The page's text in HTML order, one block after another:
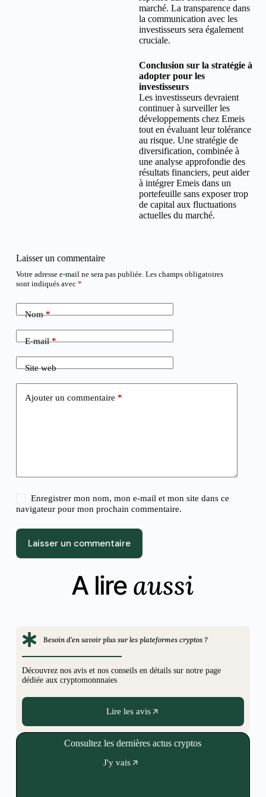
marché. La transparence dans
la communication avec les
investisseurs sera également
cruciale.
Conclusion sur la stratégie à
adopter pour les
investisseurs
Les investisseurs devraient
continuer à surveiller les
développements chez Emeis
tout en évaluant leur tolérance
au risque. Une stratégie de
diversification, combinée à
une analyse approfondie des
résultats financiers, peut aider
à intégrer Emeis dans un
portefeuille sans exposer trop
de capital aux fluctuations
actuelles du marché.
Laisser un commentaire
Votre adresse e-mail ne sera pas publiée. Les champs obligatoires
sont indiqués avec *
Nom*
E-mail*
Site web
Ajouter un commentaire *
Enregistrer mon nom, mon e-mail et mon site dans ce
navigateur pour mon prochain commentaire.
Laisser un commentaire
A lire aussi
Besoin d'en savoir plus sur les plateformes cryptos ?
Découvrez nos avis et nos conseils en détails sur notre page
dédiée aux cryptomonnnaies
Lire les avis
Consultez les dernières actus cryptos
J'y vais